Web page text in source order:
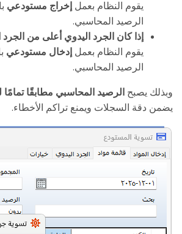
يقوم النظام بعمل إخراج مستودعي
الرصيد المحاسبي.
إذا كان الجرد اليدوي أعلى من
يقوم النظام بعمل إدخال مستودعي
الرصيد المحاسبي.
وبذلك يصبح الرصيد المحاسبي مطابقًا تمامًا
يضمن دقة السجلات ويمنع تراكم الأخطاء.